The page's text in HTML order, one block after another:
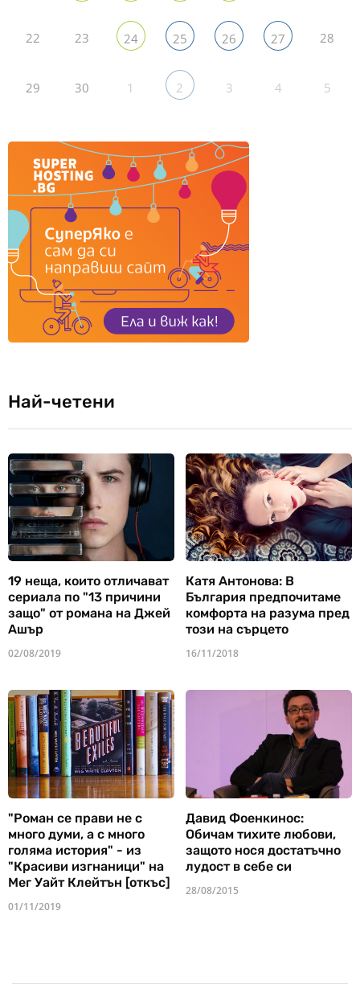
22 23 24 25 26 27 28
29 30 1 2 3 4 5
Най-четени
19 неща, които отличават
сериала по "13 причини
защо" от романа на Джей
Ашър
02/08/2019
Катя Антонова: В
България предпочитаме
комфорта на разума пред
този на сърцето
16/11/2018
"Роман се прави не с
много думи, а с много
голяма история" - из
"Красиви изгнаници" на
Мег Уайт Клейтън [откъс]
01/11/2019
Давид Фоенкинос:
Обичам тихите любови,
защото нося достатъчно
лудост в себе си
28/08/2015